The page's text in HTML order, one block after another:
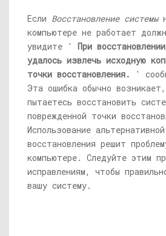
Если Восстановление системы
компьютере не работает
увидите ' При
удалось извлечь исходную
точки восстановления.
'
Эта ошибка обычно
пытаетесь восстановить
поврежденной точки
Использование
восстановления решит
компьютере. Следуйте этим
исправлениям, чтобы
вашу систему.